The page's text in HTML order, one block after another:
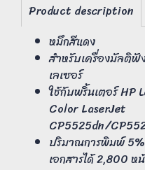
Product description
หมึกสีแดง
สำหรับเครื่องมัลติฟั
เลเซอร์
ใช้กับพริ้นเตอร์ HP
Color LaserJet
CP5525dn/
ปริมาณการพิมพ์
เอกสารได้ 2,800 ห